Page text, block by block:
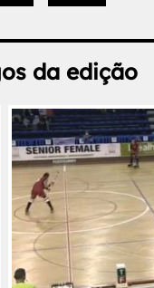
da edição